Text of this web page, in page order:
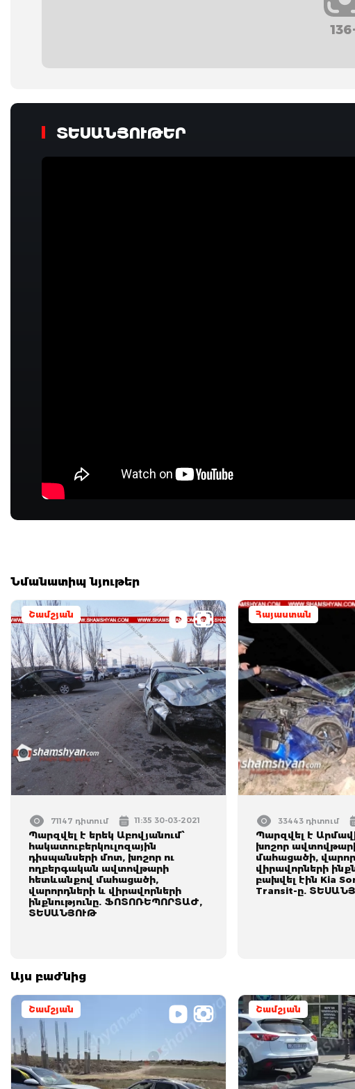
ՏԵՍԱՆՅՈՒԹԵՐ
Նմանատիպ նյութեր
Շամշյան
71147 դիտում 11:35 30-03-2021
Պարզվել է երեկ Աբովյանում՝
հակատուբերկուլոզային
դիսպանսերի մոտ, խոշոր ու
ողբերգական ավտովթարի
հետևանքով մահացածի,
վարորդների և վիրավորների
ինքնությունը. ՖՈՏՈՌԵՊՈՐՏԱԺ,
ՏԵՍԱՆՅՈՒԹ
Հայաստան
33443 դիտում
Պարզվել է
խոշոր
մահացածի,
վիրավորների
բախվել էին Kia
Transit-ը.
Այս բաժնից
Շամշյան Շամշյան